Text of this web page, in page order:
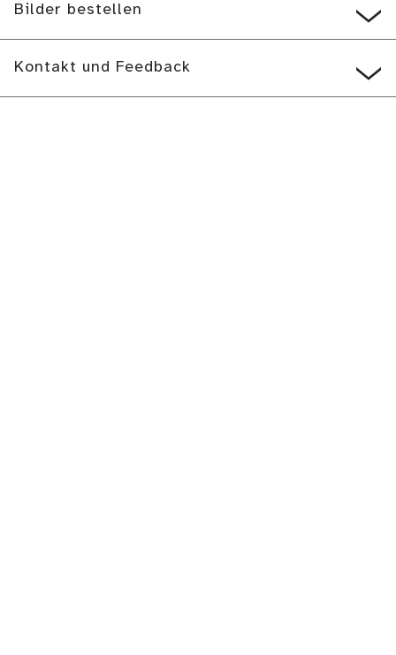
Bilder bestellen
Kontakt und Feedback